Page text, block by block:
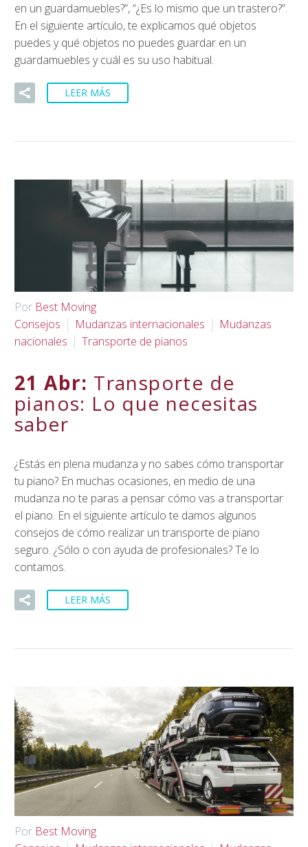
en un guardamuebles?”, “¿Es lo mismo que un trastero?”.
En el siguiente artículo, te explicamos qué objetos
puedes y qué objetos no puedes guardar en un
guardamuebles y cuál es su uso habitual.
LEER MÁS
Por Best Moving
Consejos
Mudanzas internacionales
Mudanzas
nacionales
Transporte de pianos
21 Abr: Transporte de
pianos: Lo que necesitas
saber
¿Estás en plena mudanza y no sabes cómo transportar
tu piano? En muchas ocasiones, en medio de una
mudanza no te paras a pensar cómo vas a transportar
el piano. En el siguiente artículo te damos algunos
consejos de cómo realizar un transporte de piano
seguro. ¿Sólo o con ayuda de profesionales? Te lo
contamos.
LEER MÁS
Por Best Moving